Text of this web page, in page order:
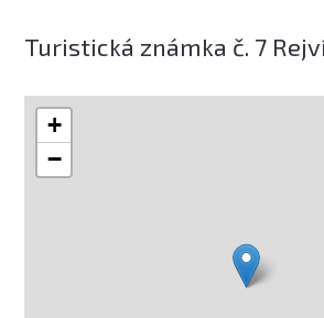
Turistická známka č. 7
+
−